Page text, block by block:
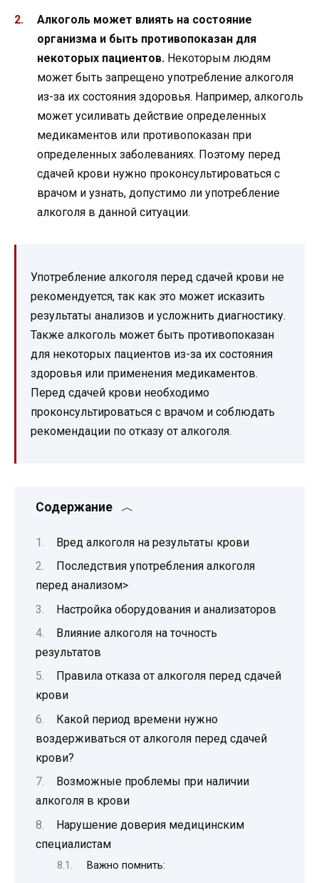
Алкоголь может влиять на состояние
организма и быть противопоказан для
некоторых пациентов. Некоторым людям
может быть запрещено употребление алкоголя
из-за их состояния здоровья. Например, алкоголь
может усиливать действие определенных
медикаментов или противопоказан при
определенных заболеваниях. Поэтому перед
сдачей крови нужно проконсультироваться с
врачом и узнать, допустимо ли употребление
алкоголя в данной ситуации.
Употребление алкоголя перед сдачей крови не
рекомендуется, так как это может исказить
результаты анализов и усложнить диагностику.
Также алкоголь может быть противопоказан
для некоторых пациентов из-за их состояния
здоровья или применения медикаментов.
Перед сдачей крови необходимо
проконсультироваться с врачом и соблюдать
рекомендации по отказу от алкоголя.
Содержание
Вред алкоголя на результаты крови
Последствия употребления алкоголя
перед анализом>
Настройка оборудования и анализаторов
Влияние алкоголя на точность
результатов
Правила отказа от алкоголя перед сдачей
крови
Какой период времени нужно
воздерживаться от алкоголя перед сдачей
крови?
Возможные проблемы при наличии
алкоголя в крови
Нарушение доверия медицинским
специалистам
Важно помнить: